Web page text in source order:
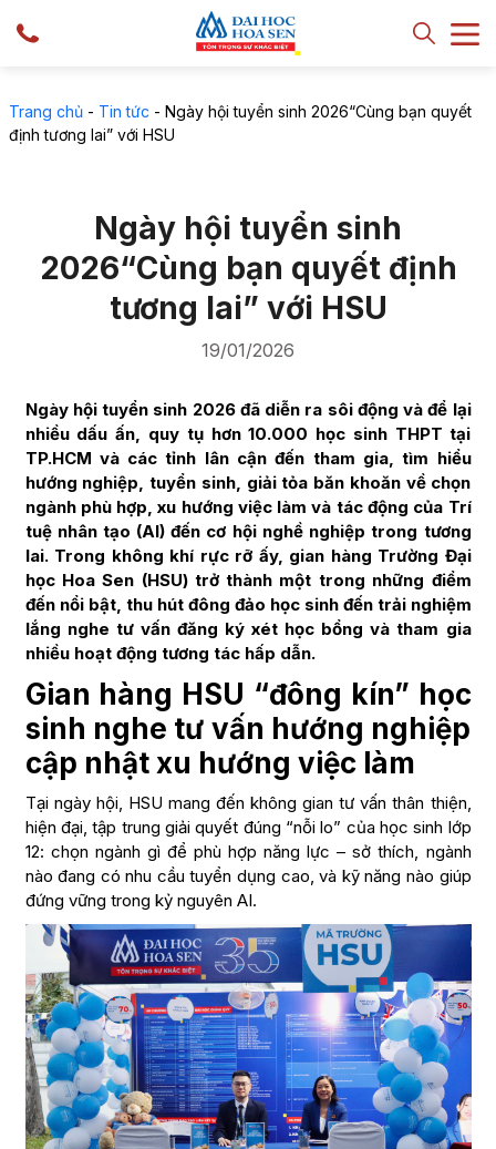
Trang chủ - Tin tức - Ngày hội tuyển sinh 2026“Cùng bạn quyết
định tương lai” với HSU
Ngày hội tuyển sinh
2026“Cùng bạn quyết định
tương lai” với HSU
19/01/2026
Ngày hội tuyển sinh 2026 đã diễn ra sôi động và để lại
nhiều dấu ấn, quy tụ hơn 10.000 học sinh THPT tại
TP.HCM và các tỉnh lân cận đến tham gia, tìm hiểu
hướng nghiệp, tuyển sinh, giải tỏa băn khoăn về chọn
ngành phù hợp, xu hướng việc làm và tác động của Trí
tuệ nhân tạo (AI) đến cơ hội nghề nghiệp trong tương
lai. Trong không khí rực rỡ ấy, gian hàng Trường Đại
học Hoa Sen (HSU) trở thành một trong những điểm
đến nổi bật, thu hút đông đảo học sinh đến trải nghiệm
lắng nghe tư vấn đăng ký xét học bổng và tham gia
nhiều hoạt động tương tác hấp dẫn.
Gian hàng HSU “đông kín” học
sinh nghe tư vấn hướng nghiệp
cập nhật xu hướng việc làm
Tại ngày hội, HSU mang đến không gian tư vấn thân thiện,
hiện đại, tập trung giải quyết đúng “nỗi lo” của học sinh lớp
12: chọn ngành gì để phù hợp năng lực – sở thích, ngành
nào đang có nhu cầu tuyển dụng cao, và kỹ năng nào giúp
đứng vững trong kỷ nguyên AI.